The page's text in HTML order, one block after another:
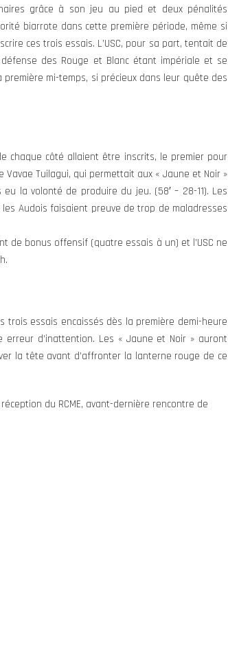
grâce à son jeu au pied et deux pénalités
biarrote dans cette première période, même si
ces trois essais. L’USC, pour sa part, tentait de
des Rouge et Blanc étant impériale et se
mi-temps, si précieux dans leur quête des
chaque côté allaient être inscrits, le premier pour
Vavae Tuilagui, qui permettait aux « Jaune et Noir »
la volonté de produire du jeu. (58′ – 28-11). Les
Audois faisaient preuve de trop de maladresses
de bonus offensif (quatre essais à un) et l’USC ne
trois essais encaissés dès la première demi-heure
d’inattention. Les « Jaune et Noir » auront
la tête avant d’affronter la lanterne rouge de ce
du RCME, avant-dernière rencontre de